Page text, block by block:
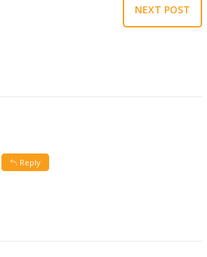
NEXT POST
Reply